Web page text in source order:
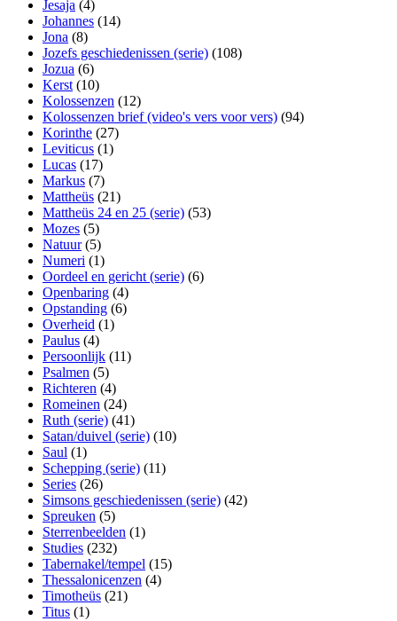
Jesaja (4)
Johannes (14)
Jona (8)
Jozefs geschiedenissen (serie) (108)
Jozua (6)
Kerst (10)
Kolossenzen (12)
Kolossenzen brief (video's vers voor vers) (94)
Korinthe (27)
Leviticus (1)
Lucas (17)
Markus (7)
Mattheüs (21)
Mattheüs 24 en 25 (serie) (53)
Mozes (5)
Natuur(5)
Numeri (1)
Oordeel en gericht (serie) (6)
Openbaring (4)
Opstanding (6)
Overheid (1)
Paulus (4)
Persoonlijk (11)
Psalmen (5)
Richteren (4)
Romeinen (24)
Ruth (serie) (41)
Satan/duivel (serie) (10)
Saul (1)
Schepping (serie) (11)
Series (26)
Simsons geschiedenissen (serie) (42)
Spreuken (5)
Sterrenbeelden (1)
Studies (232)
Tabernakel/tempel (15)
Thessalonicenzen (4)
Timotheüs (21)
Titus (1)